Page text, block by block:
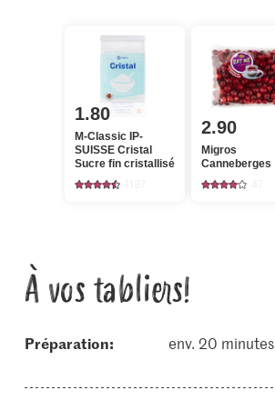
1.80
M-Classic IP-
SUISSE Cristal
Sucre fin cristallisé
2.90
Migros
Canneberges
À vos tabliers!
Préparation: env. 20 minutes